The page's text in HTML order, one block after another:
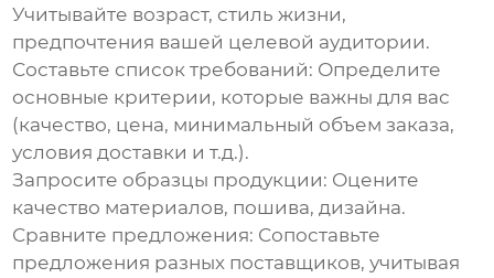
Учитывайте возраст, стиль жизни,
предпочтения вашей целевой аудитории.
Составьте список требований: Определите
основные критерии, которые важны для вас
(качество, цена, минимальный объем заказа,
условия доставки и т.д.).
Запросите образцы продукции: Оцените
качество материалов, пошива, дизайна.
Сравните предложения: Сопоставьте
предложения разных поставщиков, учитывая